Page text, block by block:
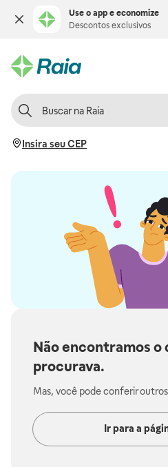
Use o app e economize
Descontos exclusivos
Insira seu CEP
Não encontramos o
procurava.
Mas, você pode conferir
Ir para a